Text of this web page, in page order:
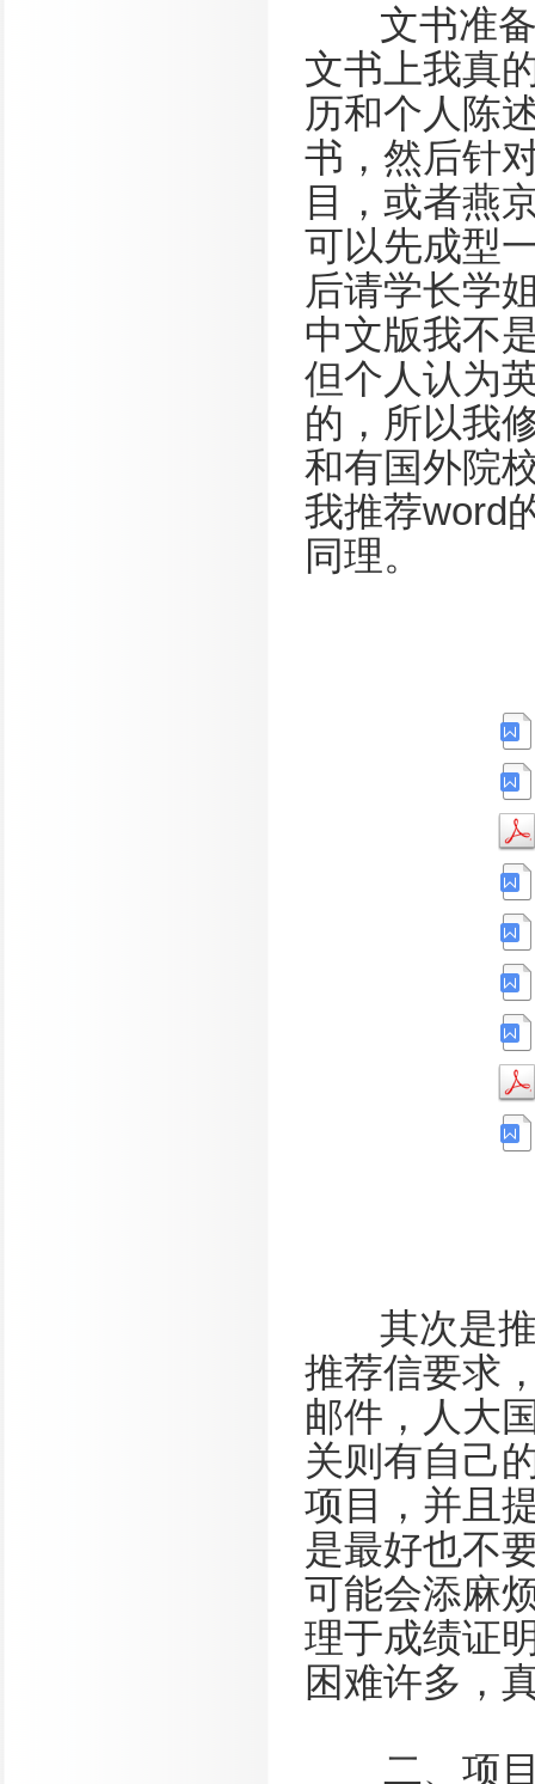
文书准备
文书上我真
历和个人陈
书，然后针
目，或者燕
可以先成型
后请学长学
中文版我不
但个人认为
的，所以我
和有国外院
我推荐word
同理。
其次是推
推荐信要求
邮件，人大
关则有自己
项目，并且
是最好也不
可能会添麻
理于成绩证
困难许多，
二、项目